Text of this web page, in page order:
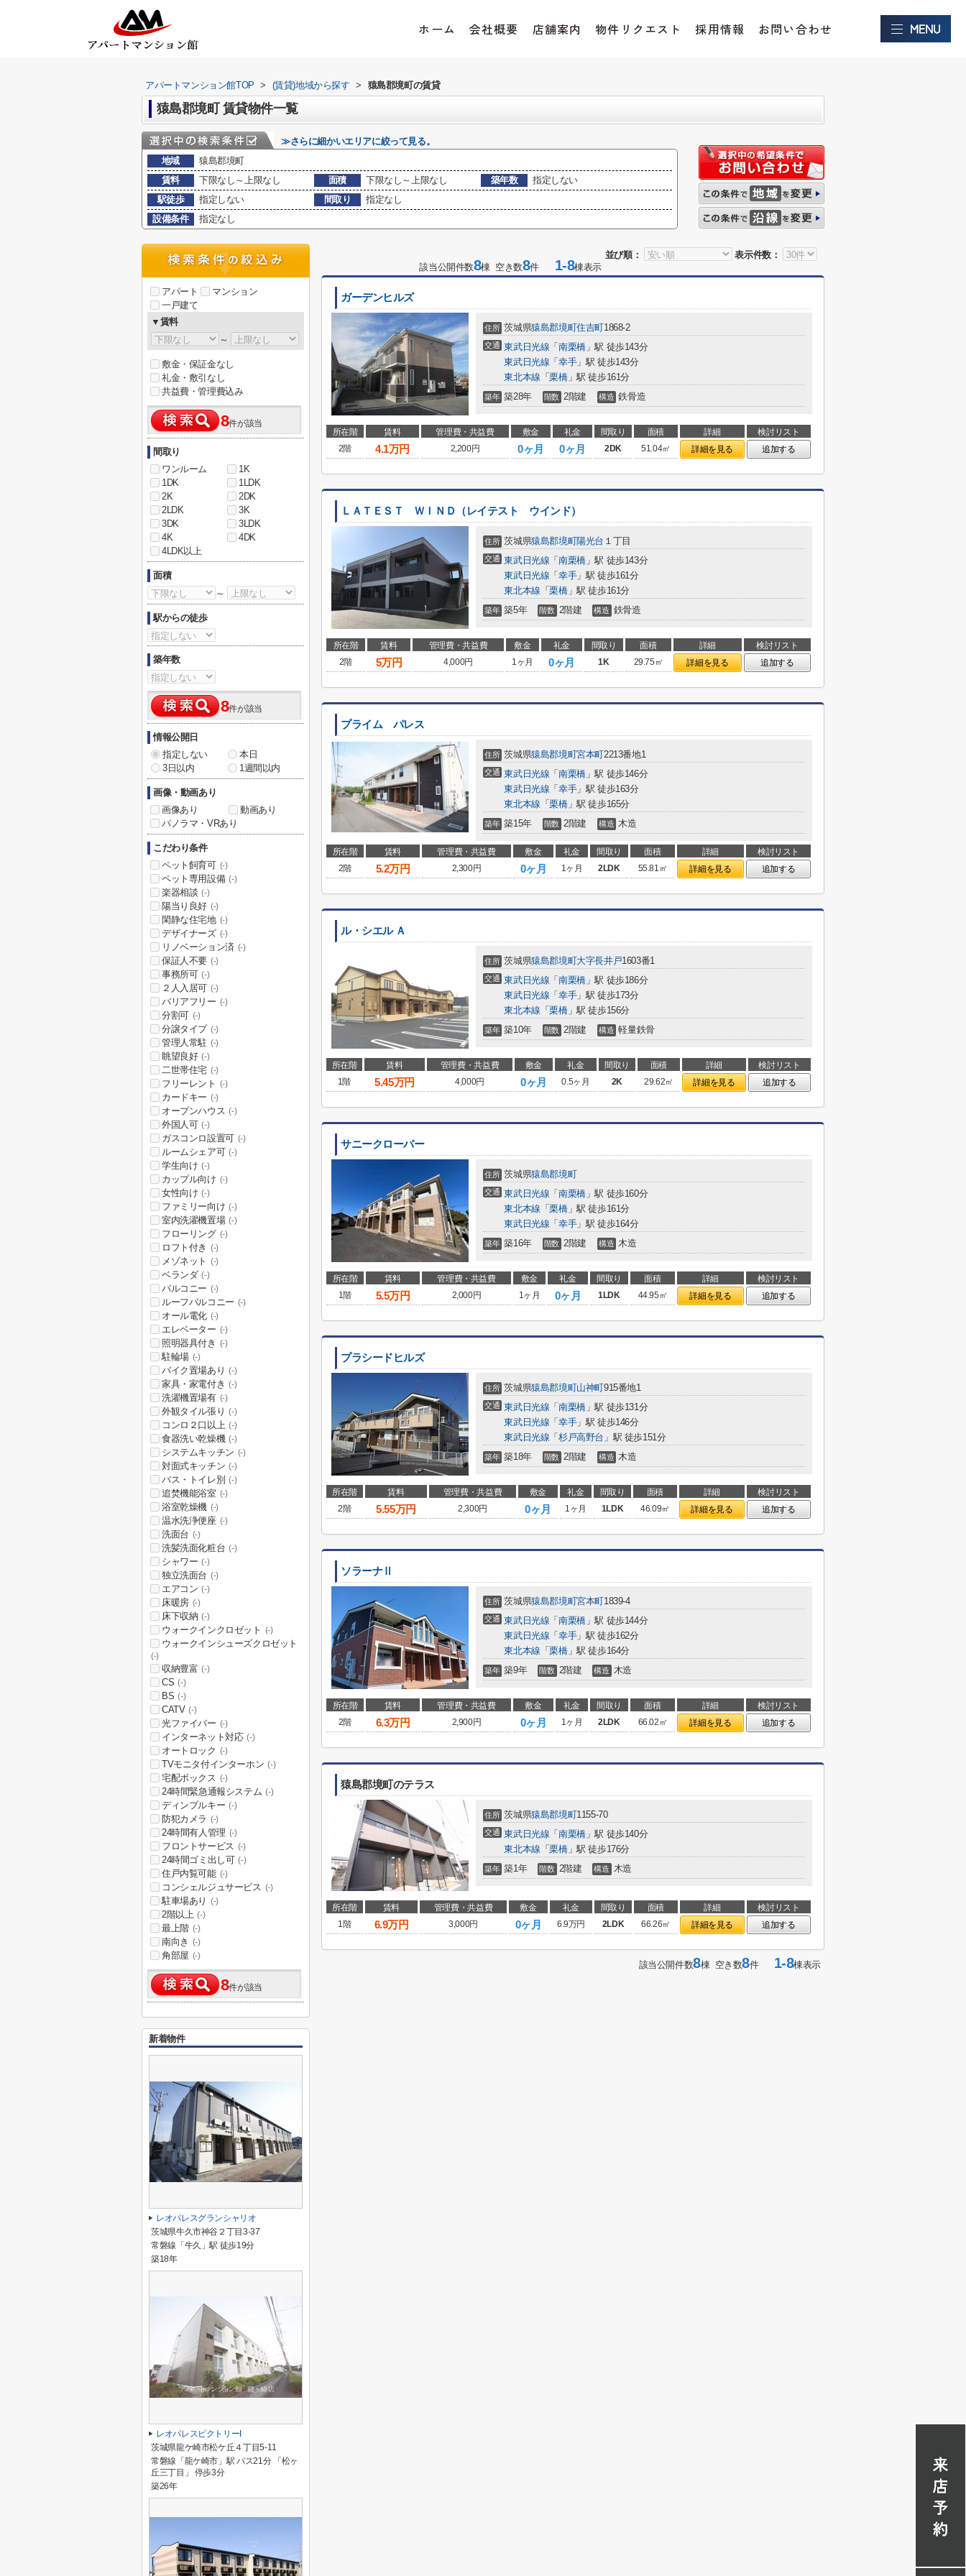
ホーム 会社概要 店舗案内 物件リクエスト 採用情報 お問い合わせ
アパートマンション館TOP > (賃貸)地域から探す > 猿島郡境町の賃貸
猿島郡境町 賃貸物件一覧
≫さらに細かいエリアに絞って見る。
地域
猿島郡境町
賃料
下限なし～上限なし 面積 下限なし～上限なし 築年数
指定しない
駅徒歩
指定しない 間取り
指定なし
設備条件
指定なし
並び順：
表示件数：
該当公開件数8棟 空き数8件 1-8棟表示
ガーデンヒルズ
住所 茨城県猿島郡境町住吉町1868-2
交通 東武日光線 「 南栗橋」駅 徒歩143分
東武日光線 「 幸手」駅 徒歩143分
東北本線 「栗橋」駅 徒歩161分
築年 築28年 階数 2階建 構造 鉄骨造
所在階 賃料 管理費・共益費 敷金 礼金 間取り 面積 詳細
検討リスト
2階
4.1万円 2,200円 0ヶ月 0ヶ月 2DK 51.04㎡ 詳細を見る 追加する
ＬＡＴＥＳＴ ＷＩＮＤ（レイテスト ウインド）
住所 茨城県猿島郡境町陽光台 １丁目
交通 東武日光線 「 南栗橋」駅 徒歩143分
東武日光線 「 幸手」駅 徒歩161分
東北本線 「栗橋」駅 徒歩161分
築年 築5年 階数 2階建 構造 鉄骨造
所在階 賃料 管理費・共益費 敷金 礼金 間取り 面積 詳細
検討リスト
2階
5万円 4,000円 1ヶ月 0ヶ月 1K 29.75㎡ 詳細を見る 追加する
プライム パレス
住所 茨城県猿島郡境町宮本町2213番地1
交通 東武日光線 「 南栗橋」駅 徒歩146分
東武日光線 「 幸手」駅 徒歩163分
東北本線 「栗橋」駅 徒歩165分
築年 築15年 階数 2階建 構造 木造
所在階 賃料 管理費・共益費 敷金 礼金 間取り 面積 詳細
検討リスト
2階
5.2万円 2,300円 0ヶ月 1ヶ月 2LDK 55.81㎡ 詳細を見る 追加する
ル・シエル Ａ
住所 茨城県猿島郡境町大字長井戸1603番1
交通 東武日光線 「 南栗橋」駅 徒歩186分
東武日光線 「 幸手」駅 徒歩173分
東北本線 「栗橋」駅 徒歩156分
築年 築10年 階数 2階建 構造 軽量鉄骨
所在階 賃料 管理費・共益費 敷金 礼金 間取り 面積 詳細
検討リスト
1階
5.45万円 4,000円 0ヶ月 0.5ヶ月 2K 29.62㎡ 詳細を見る 追加する
サニークローバー
住所 茨城県猿島郡境町
交通 東武日光線 「 南栗橋」駅 徒歩160分
東北本線 「栗橋」駅 徒歩161分
東武日光線 「 幸手」駅 徒歩164分
築年 築16年 階数 2階建 構造 木造
所在階 賃料 管理費・共益費 敷金 礼金 間取り 面積 詳細
検討リスト
1階
5.5万円 2,000円 1ヶ月 0ヶ月 1LDK 44.95㎡ 詳細を見る 追加する
プラシードヒルズ
住所 茨城県猿島郡境町山神町915番地1
交通 東武日光線 「 南栗橋」駅 徒歩131分
東武日光線 「 幸手」駅 徒歩146分
東武日光線 「 杉戸高野台 」駅 徒歩151分
築年 築18年 階数 2階建 構造 木造
所在階 賃料 管理費・共益費 敷金 礼金 間取り 面積 詳細
検討リスト
2階
5.55万円 2,300円 0ヶ月 1ヶ月 1LDK 46.09㎡ 詳細を見る 追加する
ソラーナⅡ
住所 茨城県猿島郡境町宮本町1839-4
交通 東武日光線 「 南栗橋」駅 徒歩144分
東武日光線 「 幸手」駅 徒歩162分
東北本線 「栗橋」駅 徒歩164分
築年 築9年 階数 2階建 構造 木造
所在階 賃料 管理費・共益費 敷金 礼金 間取り 面積 詳細
検討リスト
2階
6.3万円 2,900円 0ヶ月 1ヶ月 2LDK 66.02㎡ 詳細を見る 追加する
猿島郡境町のテラス
住所 茨城県猿島郡境町1155-70
交通 東武日光線 「 南栗橋」駅 徒歩140分
東北本線 「栗橋」駅 徒歩176分
築年 築1年 階数 2階建 構造 木造
所在階 賃料 管理費・共益費 敷金 礼金 間取り 面積 詳細
検討リスト
1階
6.9万円 3,000円 0ヶ月 6.9万円 2LDK 66.26㎡ 詳細を見る 追加する
該当公開件数8棟 空き数8件1-8棟表示
アパート
マンション
一戸建て
▼賃料
～
敷金・保証金なし
礼金・敷引なし
共益費・管理費込み
8件が該当
間取り
ワンルーム
1K
1DK
1LDK
2K
2DK
2LDK
3K
3DK
3LDK
4K
4DK
4LDK以上
面積
～
駅からの徒歩
築年数
8件が該当
情報公開日
指定しない
本日
3日以内
1週間以内
画像・動画あり
画像あり
動画あり
パノラマ・VRあり
こだわり条件
ペット飼育可 (-)
ペット専用設備 (-)
楽器相談 (-)
陽当り良好 (-)
閑静な住宅地 (-)
デザイナーズ (-)
リノベーション済 (-)
保証人不要 (-)
事務所可 (-)
２人入居可 (-)
バリアフリー (-)
分割可 (-)
分譲タイプ (-)
管理人常駐 (-)
眺望良好 (-)
二世帯住宅 (-)
フリーレント (-)
カードキー (-)
オープンハウス (-)
外国人可 (-)
ガスコンロ設置可 (-)
ルームシェア可 (-)
学生向け (-)
カップル向け (-)
女性向け (-)
ファミリー向け (-)
室内洗濯機置場 (-)
フローリング (-)
ロフト付き (-)
メゾネット (-)
ベランダ (-)
バルコニー (-)
ルーフバルコニー (-)
オール電化 (-)
エレベーター (-)
照明器具付き (-)
駐輪場 (-)
バイク置場あり (-)
家具・家電付き (-)
洗濯機置場有 (-)
外観タイル張り (-)
コンロ２口以上 (-)
食器洗い乾燥機 (-)
システムキッチン (-)
対面式キッチン (-)
バス・トイレ別 (-)
追焚機能浴室 (-)
浴室乾燥機 (-)
温水洗浄便座 (-)
洗面台 (-)
洗髪洗面化粧台 (-)
シャワー (-)
独立洗面台 (-)
エアコン (-)
床暖房 (-)
床下収納 (-)
ウォークインクロゼット (-)
ウォークインシューズクロゼット
(-)
収納豊富 (-)
CS (-)
BS (-)
CATV (-)
光ファイバー (-)
インターネット対応 (-)
オートロック (-)
TVモニタ付インターホン (-)
宅配ボックス (-)
24時間緊急通報システム (-)
ディンプルキー (-)
防犯カメラ (-)
24時間有人管理 (-)
フロントサービス (-)
24時間ゴミ出し可 (-)
住戸内覧可能 (-)
コンシェルジュサービス (-)
駐車場あり (-)
2階以上 (-)
最上階 (-)
南向き (-)
角部屋 (-)
8件が該当
新着物件
レオパレスグランシャリオ
茨城県牛久市神谷２丁目3-37
常磐線「牛久」駅 徒歩19分
築18年
レオパレスビクトリーI
茨城県龍ケ崎市松ケ丘４丁目5-11
常磐線「龍ケ崎市」駅 バス21分 「松ヶ
丘三丁目」 停歩3分
築26年